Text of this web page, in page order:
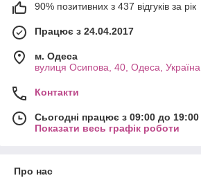
90% позитивних з 437 відгуків за рік
Працює з 24.04.2017
м. Одеса
вулиця Осипова, 40, Одеса, Україна
Контакти
Сьогодні працює з 09:00 до 19:00
Показати весь графік роботи
Про нас